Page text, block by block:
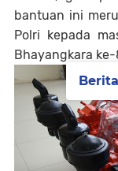
bantuan ini
Polri kepada
Bhayangkara